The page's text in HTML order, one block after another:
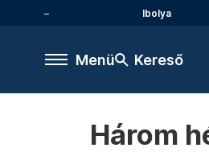
Ibolya
Menü Kereső
Három